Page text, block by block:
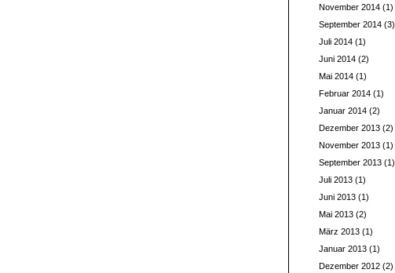
November 2014(1)
September 2014(3)
Juli 2014(1)
Juni 2014(2)
Mai 2014(1)
Februar 2014(1)
Januar 2014(2)
Dezember 2013(2)
November 2013(1)
September 2013(1)
Juli 2013(1)
Juni 2013(1)
Mai 2013(2)
März 2013(1)
Januar 2013(1)
Dezember 2012(2)